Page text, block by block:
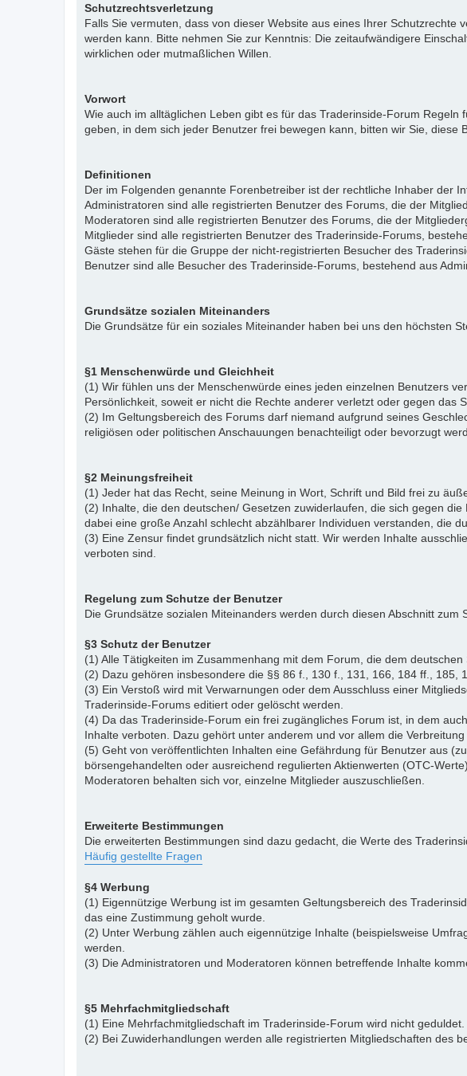
Schutzrechtsverletzung
Falls Sie vermuten, dass von dieser Website aus eines Ihrer
werden kann. Bitte nehmen Sie zur Kenntnis: Die zeitaufwändigere
wirklichen oder mutmaßlichen Willen.
Vorwort
Wie auch im alltäglichen Leben gibt es für das Traderinside-Forum
geben, in dem sich jeder Benutzer frei bewegen kann, bitten wir Sie, diese
Definitionen
Der im Folgenden genannte Forenbetreiber ist der rechtliche Inhaber der
Administratoren sind alle registrierten Benutzer des Forums, die der
Moderatoren sind alle registrierten Benutzer des Forums, die der
Mitglieder sind alle registrierten Benutzer des Traderinside-Forums,
Gäste stehen für die Gruppe der nicht-registrierten Besucher des
Benutzer sind alle Besucher des Traderinside-Forums, bestehend aus
Grundsätze sozialen Miteinanders
Die Grundsätze für ein soziales Miteinander haben bei uns den höchsten
§1 Menschenwürde und Gleichheit
(1) Wir fühlen uns der Menschenwürde eines jeden einzelnen Benutzers
Persönlichkeit, soweit er nicht die Rechte anderer verletzt oder gegen das
(2) Im Geltungsbereich des Forums darf niemand aufgrund seines
religiösen oder politischen Anschauungen benachteiligt oder bevorzugt
§2 Meinungsfreiheit
(1) Jeder hat das Recht, seine Meinung in Wort, Schrift und Bild frei zu
(2) Inhalte, die den deutschen/ Gesetzen zuwiderlaufen, die sich gegen
dabei eine große Anzahl schlecht abzählbarer Individuen verstanden, die
(3) Eine Zensur findet grundsätzlich nicht statt. Wir werden Inhalte
verboten sind.
Regelung zum Schutze der Benutzer
Die Grundsätze sozialen Miteinanders werden durch diesen Abschnitt
§3 Schutz der Benutzer
(1) Alle Tätigkeiten im Zusammenhang mit dem Forum, die dem
(2) Dazu gehören insbesondere die §§ 86 f., 130 f., 131, 166, 184 ff., 185,
(3) Ein Verstoß wird mit Verwarnungen oder dem Ausschluss einer
Traderinside-Forums editiert oder gelöscht werden.
(4) Da das Traderinside-Forum ein frei zugängliches Forum ist, in dem
Inhalte verboten. Dazu gehört unter anderem und vor allem die
(5) Geht von veröffentlichten Inhalten eine Gefährdung für Benutzer aus
börsengehandelten oder ausreichend regulierten Aktienwerten (OTC-
Moderatoren behalten sich vor, einzelne Mitglieder auszuschließen.
Erweiterte Bestimmungen
Die erweiterten Bestimmungen sind dazu gedacht, die Werte des
Häufig gestellte Fragen
§4 Werbung
(1) Eigennützige Werbung ist im gesamten Geltungsbereich des
das eine Zustimmung geholt wurde.
(2) Unter Werbung zählen auch eigennützige Inhalte (beispielsweise
werden.
(3) Die Administratoren und Moderatoren können betreffende Inhalte
§5 Mehrfachmitgliedschaft
(1) Eine Mehrfachmitgliedschaft im Traderinside-Forum wird nicht geduldet.
(2) Bei Zuwiderhandlungen werden alle registrierten Mitgliedschaften des